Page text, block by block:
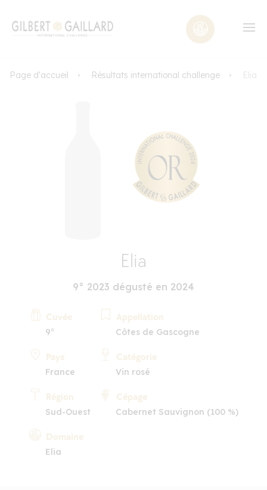
Page d'accueil Résultats international challenge Elia
Elia
9° 2023 dégusté en 2024
Cuvée
9°
Pays
France
Région
Sud-Ouest
Domaine
Elia
Appellation
Côtes de Gascogne
Catégorie
Vin rosé
Cépage
Cabernet Sauvignon (100 %)